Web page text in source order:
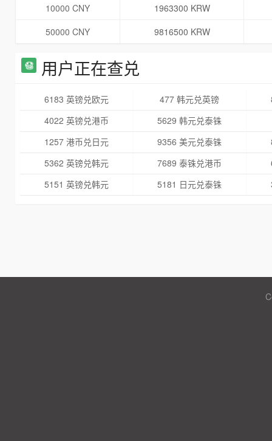
10000 CNY
1963300 KRW
50000 CNY
9816500 KRW
用户正在查兑
6183 英镑兑欧元 477 韩元兑英镑
4022 英镑兑港币
5629 韩元兑泰铢
1257 港币兑日元
9356 美元兑泰铢
5362 英镑兑韩元
7689 泰铢兑港币
5151 英镑兑韩元
5181 日元兑泰铢